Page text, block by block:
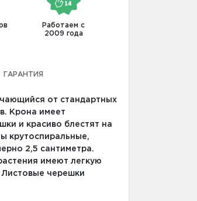
Работаем с
2009 года
ГАРАНТИЯ
от стандартных
Крона имеет
и красиво блестят на
крутоспиральные,
2,5 сантиметра.
имеют легкую
Листовые черешки